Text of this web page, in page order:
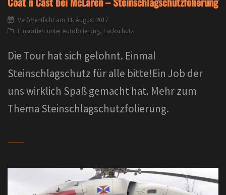
Veröffentlicht am 11. August 2017
Einsortiert unterAutofolierung, Lackschutz
Die Tour hat sich gelohnt. Einmal
Steinschlagschutz für alle bitte!Ein Job der
uns wirklich Spaß gemacht hat. Mehr zum
Thema Steinschlagschutzfolierung.